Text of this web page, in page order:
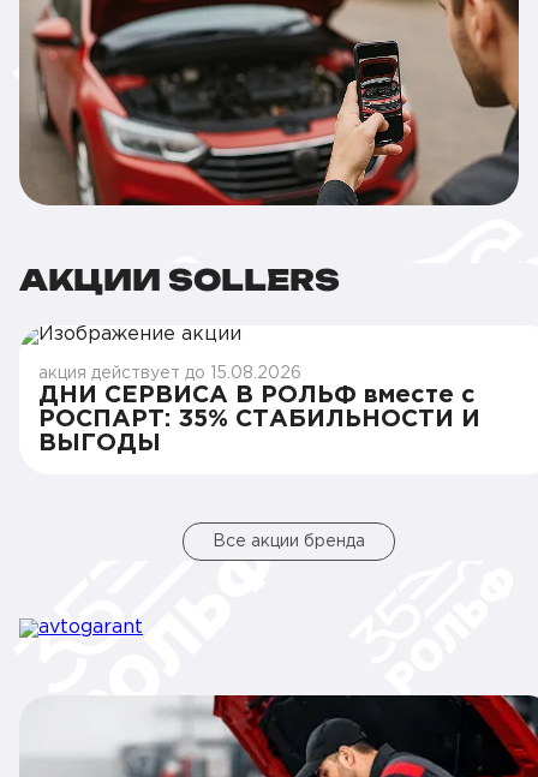
АКЦИИ SOLLERS
акция действует до 15.08.2026
ДНИ СЕРВИСА В РОЛЬФ вместе с
РОСПАРТ: 35% СТАБИЛЬНОСТИ И
ВЫГОДЫ
Все акции бренда